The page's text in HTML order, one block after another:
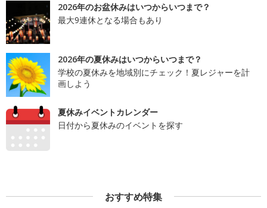
2026年のお盆休みはいつからいつまで？
最大9連休となる場合もあり
2026年の夏休みはいつからいつまで？
学校の夏休みを地域別にチェック！夏レジャーを計
画しよう
夏休みイベントカレンダー
日付から夏休みのイベントを探す
おすすめ特集